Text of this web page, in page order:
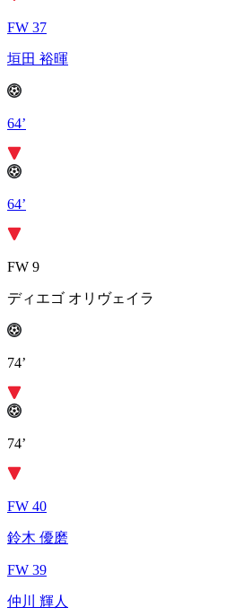
FW 37
垣田 裕暉
64’
64’
FW 9
ディエゴ オリヴェイラ
74’
74’
FW 40
鈴木 優磨
FW 39
仲川 輝人